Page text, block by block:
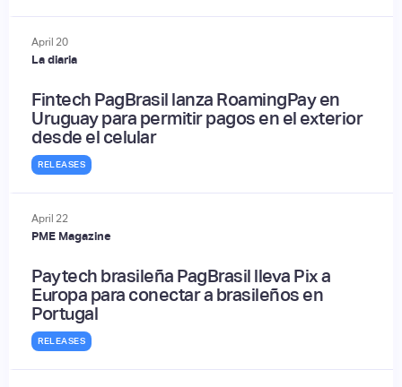
April 20
La diaria
Fintech PagBrasil lanza RoamingPay en
Uruguay para permitir pagos en el exterior
desde el celular
RELEASES
April 22
PME Magazine
Paytech brasileña PagBrasil lleva Pix a
Europa para conectar a brasileños en
Portugal
RELEASES